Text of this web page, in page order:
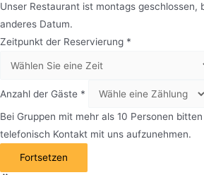
Unser Restaurant ist montags geschlossen,
anderes Datum.
Zeitpunkt der Reservierung *
Anzahl der Gäste *
Bei Gruppen mit mehr als 10 Personen
telefonisch Kontakt mit uns aufzunehmen.
Fortsetzen